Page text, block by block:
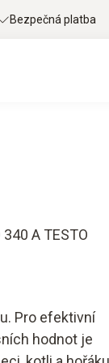
Bezpečná platba
340 A TESTO
Pro efektivní
hodnot je